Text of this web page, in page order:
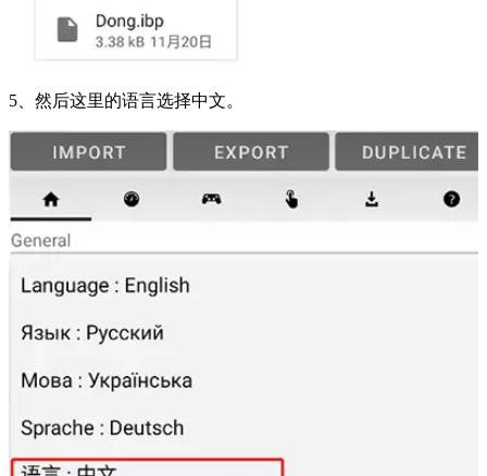
5、然后这里的语言选择中文。